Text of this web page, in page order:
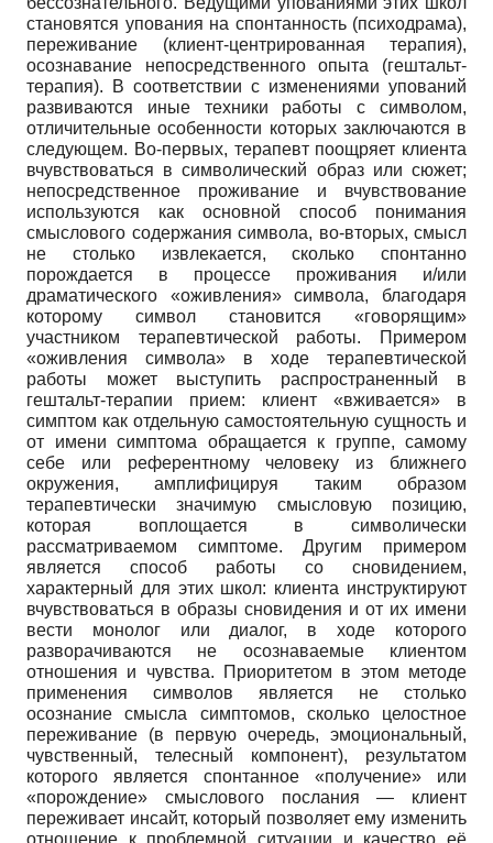
становятся упования на спонтанность (психодрама),
переживание (клиент-центрированная терапия),
осознавание непосредственного опыта (гештальт-
терапия). В соответствии с изменениями упований
развиваются иные техники работы с символом,
отличительные особенности которых заключаются в
следующем. Во-первых, терапевт поощряет клиента
вчувствоваться в символический образ или сюжет;
непосредственное проживание и вчувствование
используются как основной способ понимания
смыслового содержания символа, во-вторых, смысл
не столько извлекается, сколько спонтанно
порождается в процессе проживания и/или
драматического «оживления» символа, благодаря
которому символ становится «говорящим»
участником терапевтической работы. Примером
«оживления символа» в ходе терапевтической
работы может выступить распространенный в
гештальт-терапии прием: клиент «вживается» в
симптом как отдельную самостоятельную сущность и
от имени симптома обращается к группе, самому
себе или референтному человеку из ближнего
окружения, амплифицируя таким образом
терапевтиче­ски значимую смысловую позицию,
которая воплощается в символически
рассматриваемом симптоме. Другим примером
является способ работы со сновидением,
характерный для этих школ: клиента инструктируют
вчувствоваться в образы сновидения и от их имени
вести монолог или диалог, в ходе которого
разворачиваются не осознаваемые клиентом
отношения и чувства. Приоритетом в этом методе
применения символов является не столько
осознание смысла симптомов, сколько целостное
переживание (в первую очередь, эмоциональный,
чувственный, телесный компонент), результатом
которого является спонтанное «получение» или
«порождение» смыслового послания — клиент
переживает инсайт, который позволяет ему изменить
отношение к проблемной ситуации и качество её